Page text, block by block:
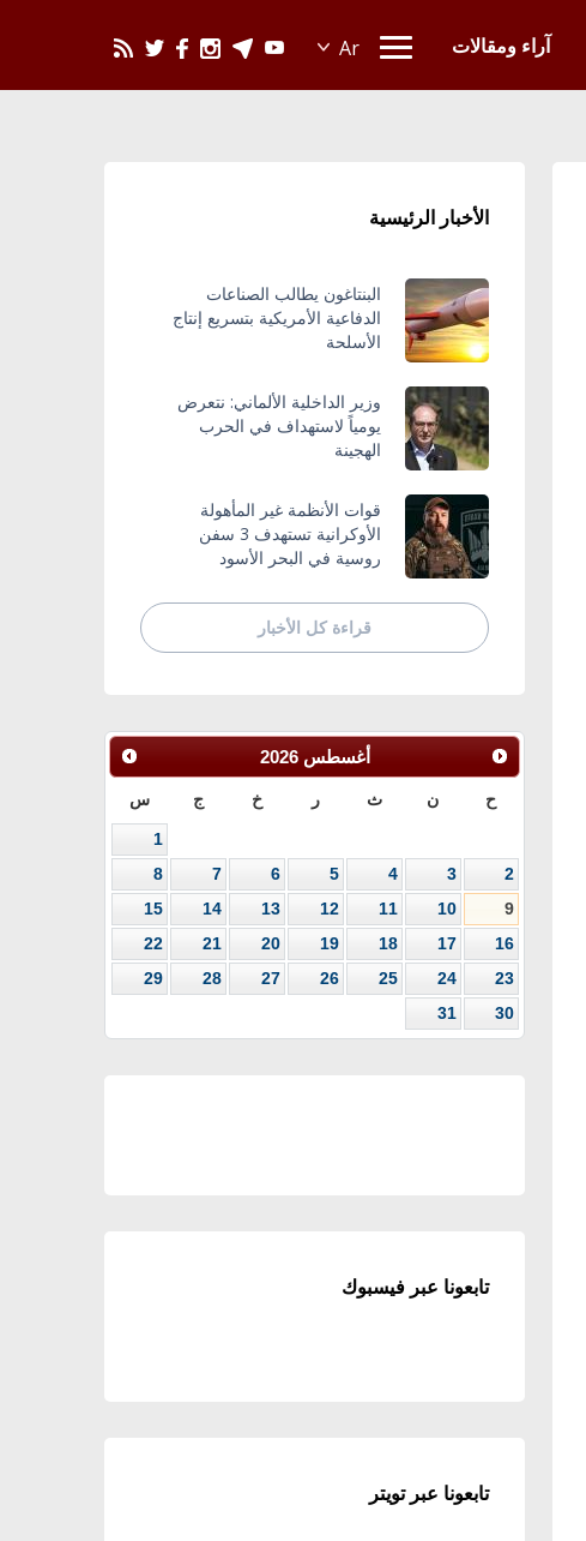
آراء ومقالات
الأخبار الرئيسية
البنتاغون يطالب الصناعات
الدفاعية الأمريكية بتسريع إنتاج
الأسلحة
وزير الداخلية الألماني: نتعرض
يومياً لاستهداف في الحرب
الهجينة
قوات الأنظمة غير المأهولة
الأوكرانية تستهدف 3 سفن
روسية في البحر الأسود
قراءة كل الأخبار
أغسطس 2026
ح ن ث ر خ ج س
1
2
3
4
5
6
7
8
9
10
11
12
13
14
15
16
17
18
19
20
21
22
23
24
25
26
27
28
29
30
31
تابعونا عبر فيسبوك
تابعونا عبر تويتر